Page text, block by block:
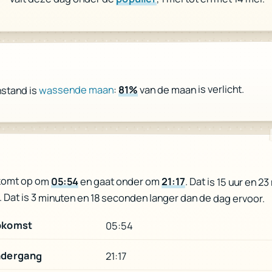
iswassende maan: 81%van de maan is verlicht.
op om 05:54en gaat onder om21:17. Dat is 15 uur en
is 3 minuten en 18 seconden langer dan de dag ervoor.
05:54
21:17